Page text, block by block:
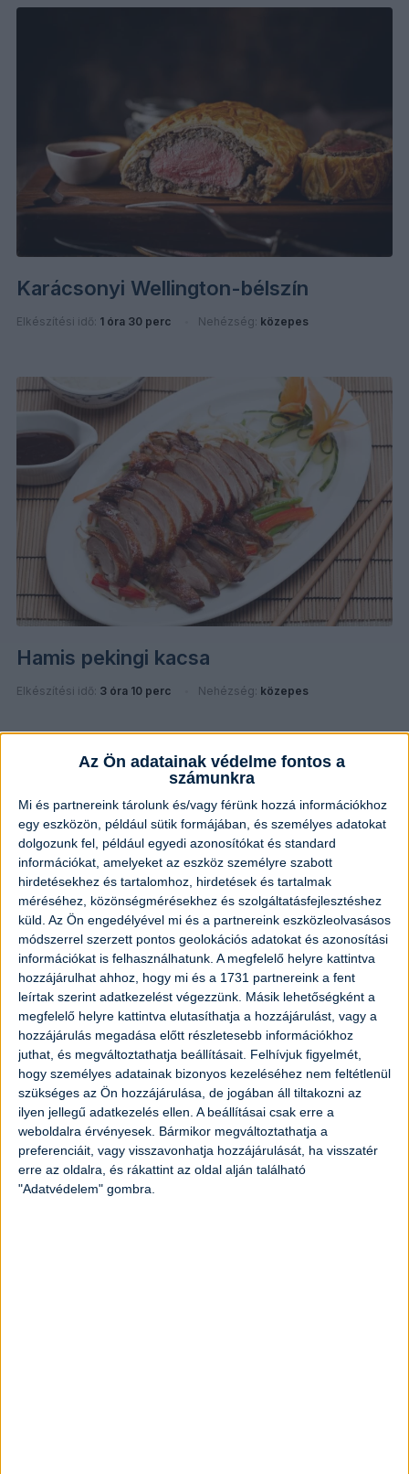
Az Ön adatainak védelme fontos a
számunkra
Mi és partnereink tárolunk és/vagy férünk hozzá információkhoz
egy eszközön, például sütik formájában, és személyes adatokat
dolgozunk fel, például egyedi azonosítókat és standard
információkat, amelyeket az eszköz személyre szabott
hirdetésekhez és tartalomhoz, hirdetések és tartalmak
méréséhez, közönségmérésekhez és szolgáltatásfejlesztéshez
küld. Az Ön engedélyével mi és a partnereink eszközleolvasásos
módszerrel szerzett pontos geolokációs adatokat és azonosítási
információkat is felhasználhatunk. A megfelelő helyre kattintva
hozzájárulhat ahhoz, hogy mi és a 1731 partnereink a fent
leírtak szerint adatkezelést végezzünk. Másik lehetőségként a
megfelelő helyre kattintva elutasíthatja a hozzájárulást, vagy a
hozzájárulás megadása előtt részletesebb információkhoz
juthat, és megváltoztathatja beállításait. Felhívjuk figyelmét,
hogy személyes adatainak bizonyos kezeléséhez nem feltétlenül
szükséges az Ön hozzájárulása, de jogában áll tiltakozni az
ilyen jellegű adatkezelés ellen. A beállításai csak erre a
weboldalra érvényesek. Bármikor megváltoztathatja a
preferenciáit, vagy visszavonhatja hozzájárulását, ha visszatér
erre az oldalra, és rákattint az oldal alján található
"Adatvédelem" gombra.
Karácsonyi Wellington-bélszín
Elkészítési idő: 1 óra 30 perc Nehézség: közepes
Hamis pekingi kacsa
Elkészítési idő: 3 óra 10 perc Nehézség: közepes
Baconbe tekert aszalt szilvás
csirkemell
Elkészítési idő: 1 óra Nehézség:közepes